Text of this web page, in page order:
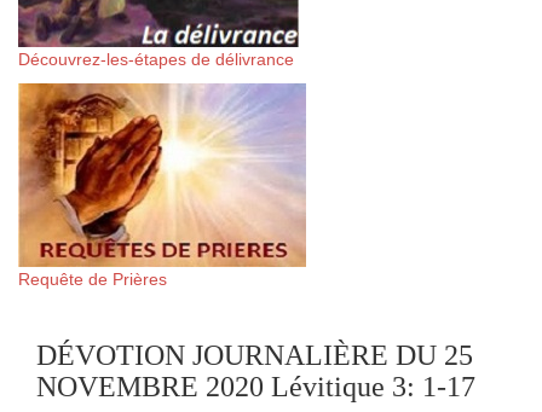
Découvrez-les-étapes de délivrance
Requête de Prières
DÉVOTION JOURNALIÈRE DU 25
NOVEMBRE 2020 Lévitique 3: 1-17